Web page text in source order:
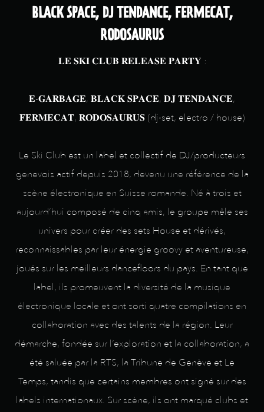
BLACK SPACE, DJ TENDANCE, FERMECAT,
RODOSAURUS
𝐋𝐄 𝐒𝐊𝐈 𝐂𝐋𝐔𝐁 𝐑𝐄𝐋𝐄𝐀𝐒𝐄 𝐏𝐀𝐑𝐓𝐘 :
𝐄-𝐆𝐀𝐑𝐁𝐀𝐆𝐄, 𝐁𝐋𝐀𝐂𝐊 𝐒𝐏𝐀𝐂𝐄, 𝐃𝐉 𝐓𝐄𝐍𝐃𝐀𝐍𝐂𝐄,
𝐅𝐄𝐑𝐌𝐄𝐂𝐀𝐓, 𝐑𝐎𝐃𝐎𝐒𝐀𝐔𝐑𝐔𝐒 (dj-set, electro / house)
Le Ski Club est un label et collectif de DJ/producteurs
genevois actif depuis 2018, devenu une référence de la
scène électronique en Suisse romande. Né à trois et
aujourd’hui composé de cinq amis, le groupe mêle ses
univers pour créer des sets House et dérivés,
reconnaissables par leur énergie groovy et aventureuse,
joués sur les meilleurs dancefloors du pays. En tant que
label, ils promeuvent la diversité de la musique
électronique locale et ont sorti quatre compilations en
collaboration avec des talents de la région. Leur
démarche, fondée sur l’exploration et la collaboration, a
été saluée par la RTS, la Tribune de Genève et Le
Temps, tandis que certains membres ont signé sur des
labels internationaux. Sur scène, ils ont marqué clubs et